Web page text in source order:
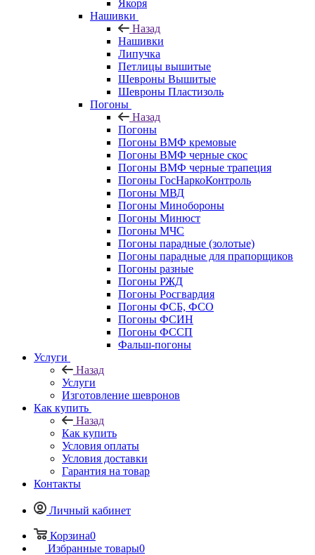
Якоря
Нашивки
Назад
Нашивки
Липучка
Петлицы вышитые
Шевроны Вышитые
Шевроны Пластизоль
Погоны
Назад
Погоны
Погоны ВМФ кремовые
Погоны ВМФ черные скос
Погоны ВМФ черные трапеция
Погоны ГосНаркоКонтроль
Погоны МВД
Погоны Минобороны
Погоны Минюст
Погоны МЧС
Погоны парадные (золотые)
Погоны парадные для прапорщиков
Погоны разные
Погоны РЖД
Погоны Росгвардия
Погоны ФСБ, ФСО
Погоны ФСИН
Погоны ФССП
Фальш-погоны
Услуги
Назад
Услуги
Изготовление шевронов
Как купить
Назад
Как купить
Условия оплаты
Условия доставки
Гарантия на товар
Контакты
Личный кабинет
Корзина0
Избранные товары0